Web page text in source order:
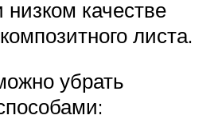
низком качестве
листа.
убрать